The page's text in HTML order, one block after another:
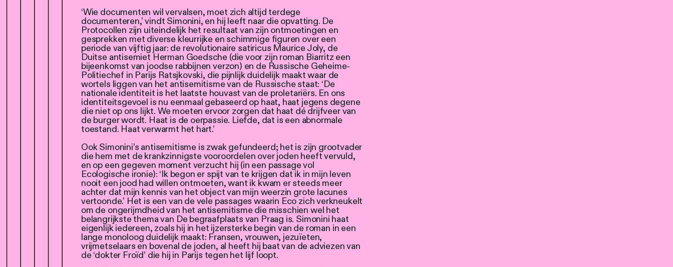
‘Wie documenten wil vervalsen, moet zich altijd terdege
documenteren,’ vindt Simonini, en hij leeft naar die opvatting. De
Protocollen zijn uiteindelijk het resultaat van zijn ontmoetingen en
gesprekken met diverse kleurrijke en schimmige figuren over een
periode van vijftig jaar: de revolutionaire satiricus Maurice Joly, de
Duitse antisemiet Herman Goedsche (die voor zijn roman Biarritz een
bijeenkomst van joodse rabbijnen verzon) en de Russische Geheime-
Politiechef in Parijs Ratsjkovski, die pijnlijk duidelijk maakt waar de
wortels liggen van het antisemitisme van de Russische staat: ‘De
nationale identiteit is het laatste houvast van de proletariërs. En ons
identiteitsgevoel is nu eenmaal gebaseerd op haat, haat jegens degene
die niet op ons lijkt. We moeten ervoor zorgen dat haat dé drijfveer van
de burger wordt. Haat is de oerpassie. Liefde, dat is een abnormale
toestand. Haat verwarmt het hart.’
Ook Simonini’s antisemitisme is zwak gefundeerd; het is zijn grootvader
die hem met de krankzinnigste vooroordelen over joden heeft vervuld,
en op een gegeven moment verzucht hij (in een passage vol
Ecologische ironie): ‘Ik begon er spijt van te krijgen dat ik in mijn leven
nooit een jood had willen ontmoeten, want ik kwam er steeds meer
achter dat mijn kennis van het object van mijn weerzin grote lacunes
vertoonde.’ Het is een van de vele passages waarin Eco zich verkneukelt
om de ongerijmdheid van het antisemitisme die misschien wel het
belangrijkste thema van De begraafplaats van Praag is. Simonini haat
eigenlijk iedereen, zoals hij in het ijzersterke begin van de roman in een
lange monoloog duidelijk maakt: Fransen, vrouwen, jezuïeten,
vrijmetselaars en bovenal de joden, al heeft hij baat van de adviezen van
de ‘dokter Froïd’ die hij in Parijs tegen het lijf loopt.